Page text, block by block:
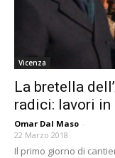
Vicenza
La bretella
radici: lavori in
Omar Dal Maso -
22 Marzo 2018
Il primo giorno di